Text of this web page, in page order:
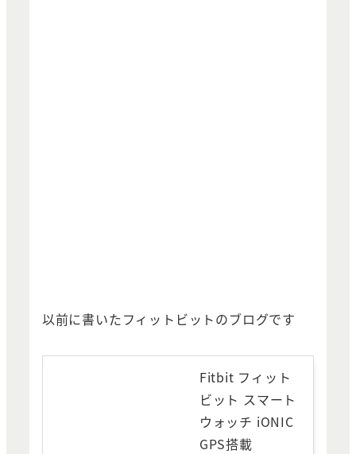
以前に書いたフィットビットのブログです
Fitbit フィット
ビット スマート
ウォッチ iONIC
GPS搭載